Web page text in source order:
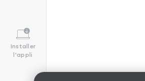
Installer
l'appli